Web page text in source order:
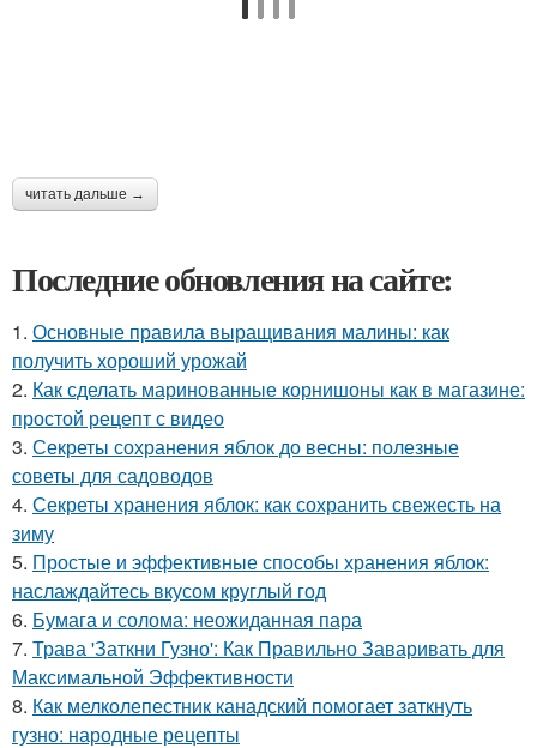
читать дальше →
Последние обновления на сайте:
1. Основные правила выращивания малины: как
получить хороший урожай
2. Как сделать маринованные корнишоны как в магазине:
простой рецепт с видео
3. Секреты сохранения яблок до весны: полезные
советы для садоводов
4. Секреты хранения яблок: как сохранить свежесть на
зиму
5. Простые и эффективные способы хранения яблок:
наслаждайтесь вкусом круглый год
6. Бумага и солома: неожиданная пара
7. Трава 'Заткни Гузно': Как Правильно Заваривать для
Максимальной Эффективности
8. Как мелколепестник канадский помогает заткнуть
гузно: народные рецепты